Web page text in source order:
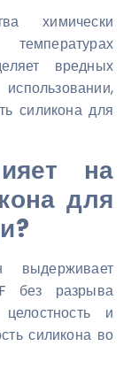
химически
вредных
силикона для
на
для
выдерживает
без разрыва
и
силикона во